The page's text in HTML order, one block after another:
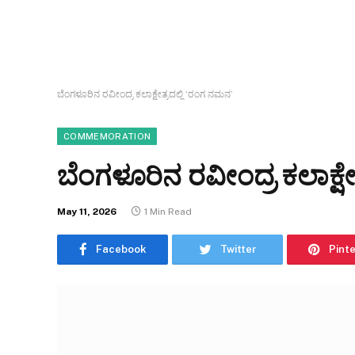
ಬೆಂಗಳೂರಿನ ರವೀಂದ್ರ ಕಲಾಕ್ಷೇತ್ರದಲ್ಲಿ ‘ರಂಗ ನಮನ’
COMMEMORATION
ಬೆಂಗಳೂರಿನ ರವೀಂದ್ರ
May 11, 2026 1 Min Read
Facebook Twitter